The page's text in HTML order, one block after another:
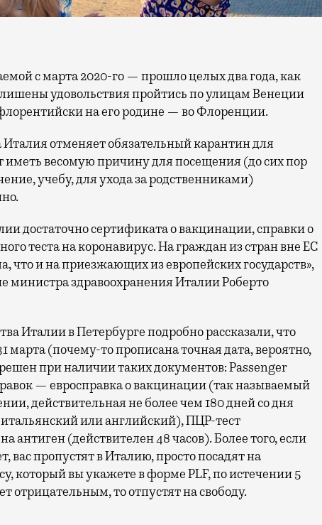
удовольствия пройтись по улицам Венеции
на его родине — во Флоренции.
Италия отменяет обязательный карантин для
иметь весомую причину для посещения (до сих пор
учебу, для ухода за родственниками)
достаточно сертификата о вакцинации, справки о
теста на коронавирус. На граждан из стран вне ЕС
что и на приезжающих из европейских государств»,
министра здравоохранения Италии Роберто
Италии в Петербурге подробно рассказали, что
марта (почему-то прописана точная дата, вероятно,
при наличии таких документов: Passenger
— евросправка о вакцинации (так называемый
действительная не более чем 180 дней со дня
или английский), ПЦР-тест
антиген (действителен 48 часов). Более того, если
вас пропустят в Италию, просто посадят на
который вы укажете в форме PLF, по истечении 5
отрицательным, то отпустят на свободу.